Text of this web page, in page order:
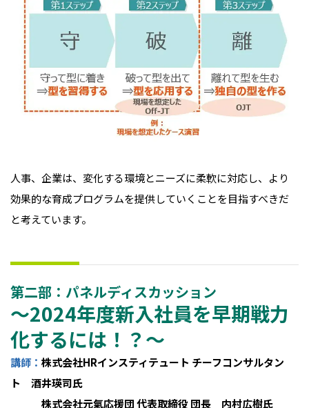
人事、企業は、変化する環境とニーズに柔軟に対応し、より
効果的な育成プログラムを提供していくことを目指すべきだ
と考えています。
第二部：パネルディスカッション
～2024年度新入社員を早期戦力
化するには！？～
講師： 株式会社HRインスティテュート チーフコンサルタン
ト 酒井瑛司氏
株式会社元氣応援団 代表取締役 団長 内村広樹氏